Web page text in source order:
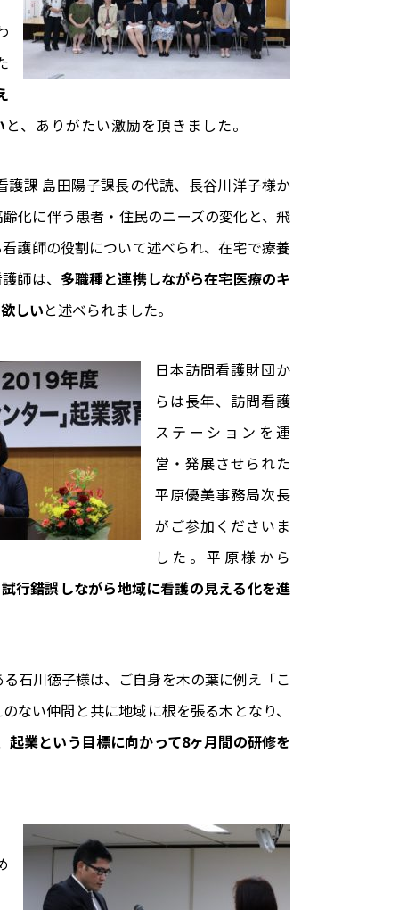
と、ありがたい激励を頂き ました。
護課 島田陽子課長の代読、長谷川洋子様か
化に伴う患者・住民のニーズの変化と、飛
護師の役割について述べられ、在宅で療養
師は、 多職種と連携しながら在宅医療のキ
しいと述べられました。
日本訪問看護財団か
らは長年、訪問看護
ステーションを運
営・発展させられた
平原優美事務局次長
がご参加くださいま
した。平原様から
行錯誤しながら地域に看護の見える化を進
石川徳子様は、ご自身を木の葉に例え「こ
ない仲間と共に地域に根を張る木となり、
起業という目標に向かって8ヶ月間の研修を